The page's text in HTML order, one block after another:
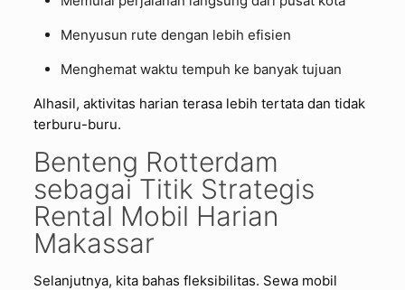
Menyusun rute dengan lebih efisien
Menghemat waktu tempuh ke banyak tujuan
Alhasil, aktivitas harian terasa lebih tertata dan tidak
terburu-buru.
Benteng Rotterdam
sebagai Titik Strategis
Rental Mobil Harian
Makassar
Selanjutnya, kita bahas fleksibilitas. Sewa mobil